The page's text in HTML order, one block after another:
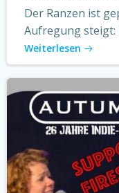
Der Ranzen ist
Aufregung steigt:
Weiterlesen